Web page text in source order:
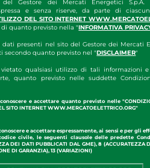
del Gestore dei Mercati Energetici S.p.A.
e senza riserve, da parte di
DEL SITO INTERNET
di quanto previsto nella "INFORMATIVA
presenti nel sito del Gestore dei Mercati
secondo quanto previsto nel "DISCLAIMER"
vietato qualsiasi utilizzo di tali informazioni
quanto previsto nelle suddette
e accettare quanto previsto nelle
SITO INTERNET WWW.MERCATOELETTRICO.ORG"
e accettare espressamente, ai sensi e per gli
civile, le seguenti clausole delle predette
DEI DATI PUBBLICATI DAL GME), 8 (ACCURATEZZA
DI GARANZIA), 13 (VARIAZIONI)
registro TEE
utente MPEG